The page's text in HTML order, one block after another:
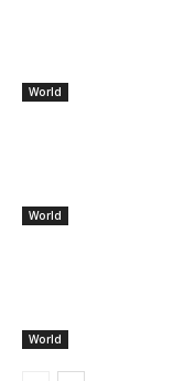
World
World
World